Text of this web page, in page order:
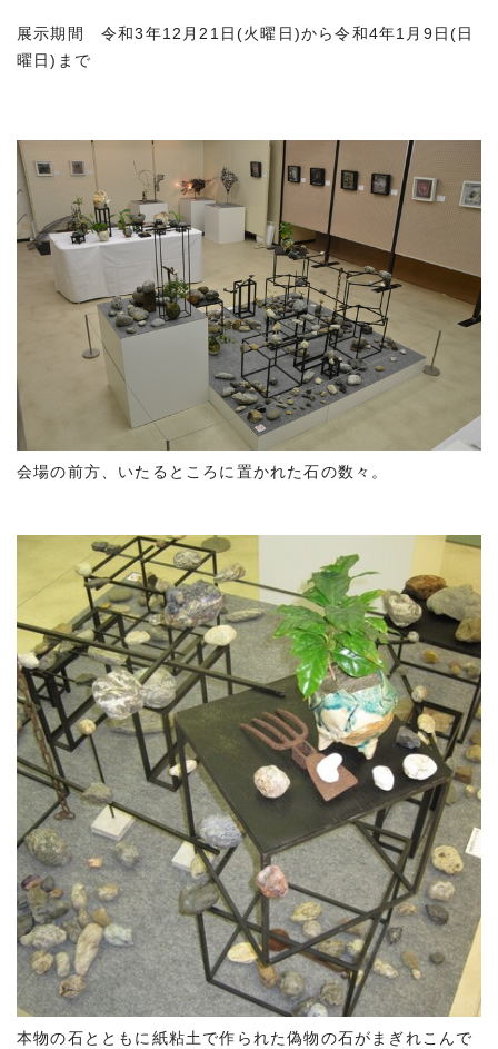
展示期間 令和3年12月21日(火曜日)から令和4年1月9日(日
曜日)まで
会場の前方、いたるところに置かれた石の数々。
本物の石とともに紙粘土で作られた偽物の石がまぎれこんで